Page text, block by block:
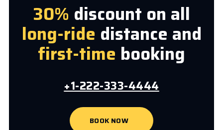
30% discount on all
long-ride distance and
first-time booking
+1-222-333-4444
BOOK NOW